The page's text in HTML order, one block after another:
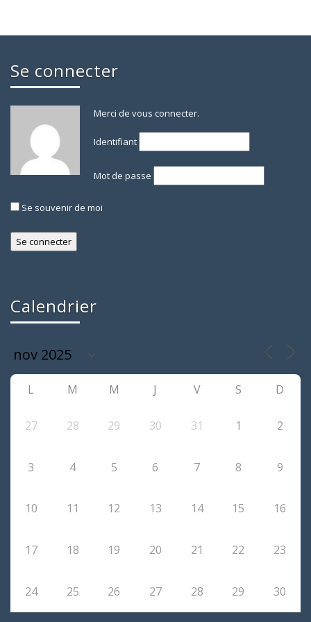
Se connecter
Merci de vous connecter.
Identifiant
Mot de passe
Se souvenir de moi
Calendrier
L M M J V S D
27 28 29 30 31 1 2
3 4 5 6 7 8 9
10 11 12 13 14 15 16
17 18 19 20 21 22 23
24 25 26 27 28 29 30